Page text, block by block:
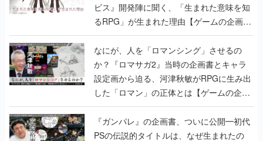
ビス』開発陣に聞く、「生まれた意味を知
るRPG」が生まれた理由【ゲームの企画
書】
なにが、人を「ロマンシング」させるの
か？『ロマサガ2』当時の企画書とキャラ
設定画から迫る、河津秋敏がRPGに生み出
した「ロマン」の正体とは【ゲームの企画
書】
『ガンパレ』の企画書、ついに公開━初代
PSの伝説的タイトルは、なぜ生まれたの